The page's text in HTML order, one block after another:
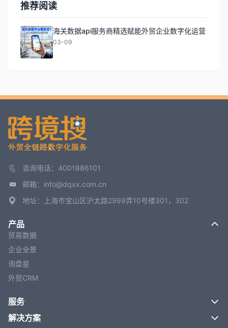
推荐阅读
海关数据api服务商精选赋能外贸企业数字化运营
03-09
咨询电话：4001886101
邮箱：info@dqxx.com.cn
地址：上海市宝山区沪太路2999弄10号楼301，302
产品
贸易数据
企业全景
询盘星
外贸CRM
服务
解决方案